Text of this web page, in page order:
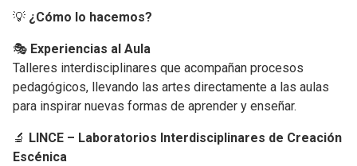
💡 ¿Cómo lo hacemos?
🎭 Experiencias al Aula
Talleres interdisciplinares que acompañan procesos
pedagógicos, llevando las artes directamente a las aulas
para inspirar nuevas formas de aprender y enseñar.
🔬 LINCE – Laboratorios Interdisciplinares de Creación
Escénica